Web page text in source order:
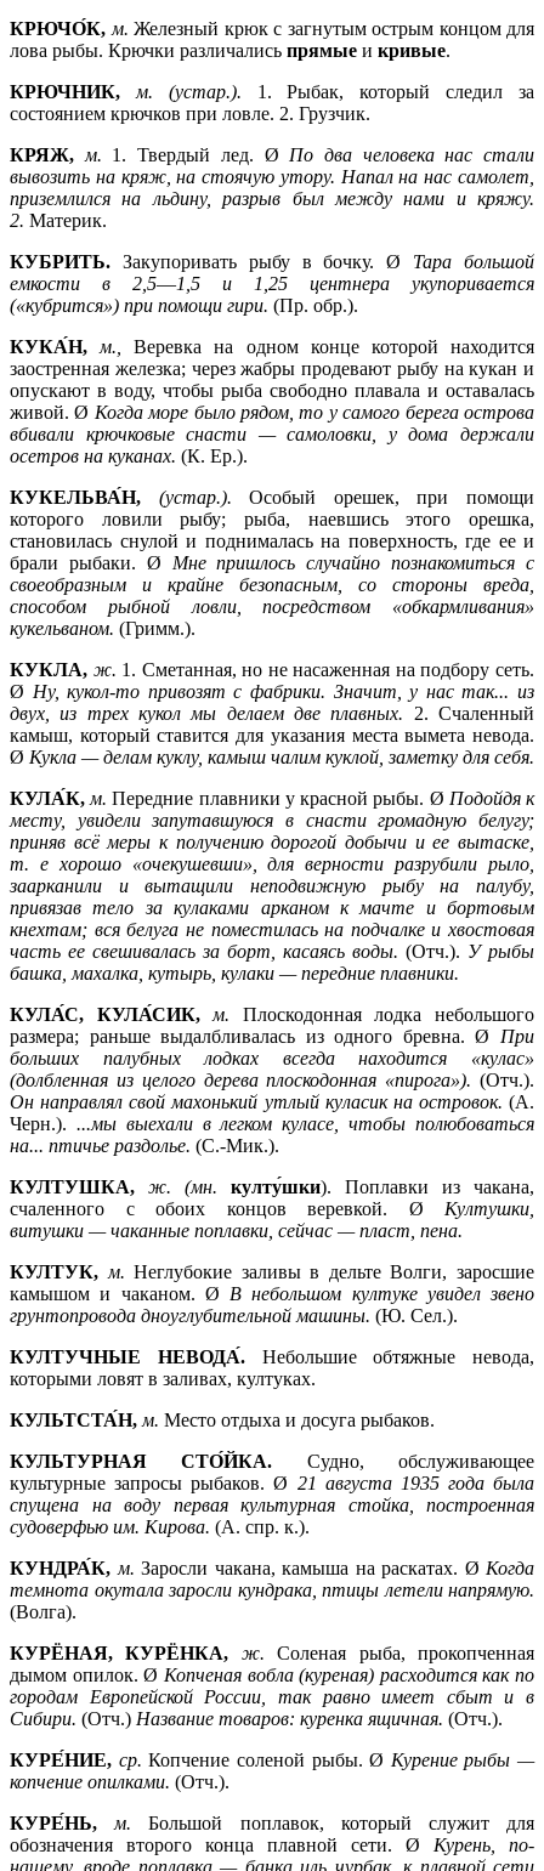
КРЮЧО́К, м. Железный крюк с загнутым острым концом для
лова рыбы. Крючки различались прямые и кривые.
КРЮЧНИК, м. (устар.). 1.
Рыбак, который следил за
состоянием крючков при ловле. 2. Грузчик.
КРЯЖ, м. 1. Твердый лед. Ø По два человека нас стали
вывозить на кряж, на стоячую утору. Напал на нас самолет,
приземлился на льдину, разрыв был между нами и кряжу.
2. Материк.
КУБРИТЬ. Закупоривать рыбу в бочку. Ø Тара большой
емкости в 2,5—1,5 и 1,25 центнера укупоривается
(«кубрится») при помощи гири. (Пр. обр.).
КУКА́Н, м.,Веревка на одном конце которой находится
заостренная железка; через жабры продевают рыбу на кукан и
опускают в воду, чтобы рыба свободно плавала и оставалась
живой. Ø Когда море было рядом, то у самого берега острова
вбивали крючковые снасти — самоловки, у дома держали
осетров на куканах. (К. Ер.).
КУКЕЛЬВА́Н, (устар.).Особый орешек, при помощи
которого ловили рыбу; рыба, наевшись этого орешка,
становилась снулой и поднималась на поверхность, где ее и
брали рыбаки. Ø Мне пришлось случайно познакомиться с
своеобразным и крайне безопасным, со стороны вреда,
способом рыбной ловли, посредством «обкармливания»
кукельваном. (Гримм.).
КУКЛА, ж. 1. Сметанная, но не насаженная на подбору сеть.
Ø Ну, кукол-то привозят с фабрики. Значит, у нас так... из
двух, из трех кукол мы делаем две плавных. 2. Счаленный
камыш, который ставится для указания места вымета невода.
Ø Кукла — делам куклу, камыш чалим куклой, заметку для себя.
КУЛА́К, м.Передние плавники у красной рыбы. Ø Подойдя к
месту, увидели запутавшуюся в снасти громадную белугу;
приняв всё меры к получению дорогой добычи и ее вытаске,
т. е хорошо «очекушевши», для верности разрубили рыло,
заарканили и вытащили неподвижную рыбу на палубу,
привязав тело за кулаками арканом к мачте и бортовым
кнехтам; вся белуга не поместилась на подчалке и хвостовая
часть ее свешивалась за борт, касаясь воды. (Отч.). У рыбы
башка, махалка, кутырь, кулаки — передние плавники.
КУЛА́С, КУЛА́СИК, м. Плоскодонная лодка небольшого
размера; раньше выдалбливалась из одного бревна. Ø При
больших палубных лодках всегда находится «кулас»
(долбленная из целого дерева плоскодонная «пирога»). (Отч.).
Он направлял свой махонький утлый куласик на островок. (А.
Черн.). ...мы выехали в легком куласе, чтобы полюбоваться
на... птичье раздолье. (С.-Мик.).
КУЛТУШКА, ж. (мн. култу́шки). Поплавки из чакана,
счаленного с обоих концов веревкой. Ø Култушки,
витушки — чаканные поплавки, сейчас — пласт, пена.
КУЛТУК, м.Неглубокие заливы в дельте Волги, заросшие
камышом и чаканом. Ø В небольшом култуке увидел звено
грунтопровода дноуглубительной машины. (Ю. Сел.).
КУЛТУЧНЫЕ НЕВОДА́. Небольшие обтяжные невода,
которыми ловят в заливах, култуках.
КУЛЬТСТА́Н, м. Место отдыха и досуга рыбаков.
КУЛЬТУРНАЯ СТО́ЙКА. Судно, обслуживающее
культурные запросы рыбаков. Ø 21 августа 1935 года была
спущена на воду первая культурная стойка, построенная
судоверфью им. Кирова. (А. спр. к.).
КУНДРА́К, м. Заросли чакана, камыша на раскатах. Ø Когда
темнота окутала заросли кундрака, птицы летели напрямую.
(Волга).
КУРЁНАЯ, КУРЁНКА, ж.Соленая рыба, прокопченная
дымом опилок. Ø Копченая вобла (куреная) расходится как по
городам Европейской России, так равно имеет сбыт и в
Сибири. (Отч.) Название товаров: куренка ящичная. (Отч.).
КУРЕ́НИЕ, ср.Копчение соленой рыбы. Ø Курение рыбы —
копчение опилками. (Отч.).
КУРЕ́НЬ, м.Большой поплавок, который служит для
обозначения второго конца плавной сети. Ø Курень, по-